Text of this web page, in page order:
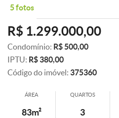
5 fotos
R$ 1.299.000,00
Condomínio: R$ 500,00
IPTU: R$ 380,00
Código do imóvel: 375360
ÁREA
83m²
QUARTOS
3